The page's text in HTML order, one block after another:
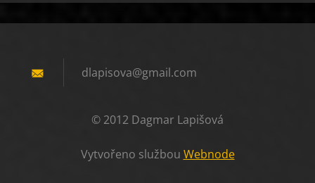
dlapisova@gmail.com
© 2012 Dagmar Lapišová
Vytvořeno službou Webnode